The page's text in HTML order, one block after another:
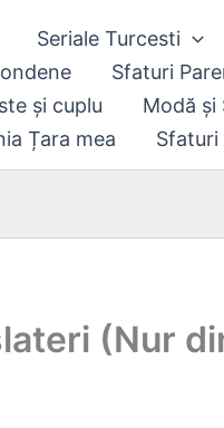
Seriale Turcesti
Sfaturi
și cuplu
Modă și
Țara mea
Sfaturi
(Nur